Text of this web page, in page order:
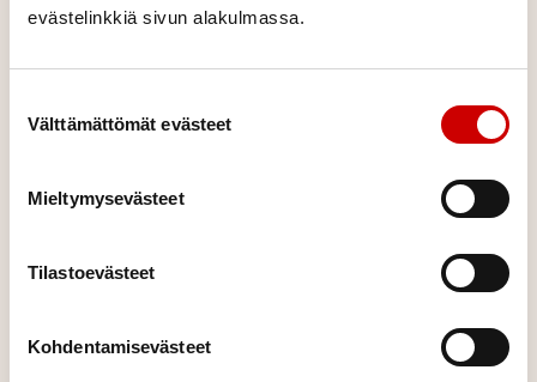
evästelinkkiä sivun alakulmassa.
Välttämättömät evästeet
Mieltymysevästeet
Tilastoevästeet
Kohdentamisevästeet
Näitä liikkeitä voit tehdä lähes missä vain ja milloin vain!